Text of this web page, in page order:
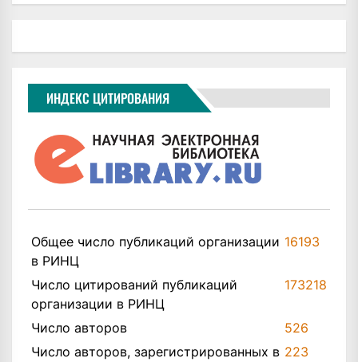
ИНДЕКС ЦИТИРОВАНИЯ
Общее число публикаций организации
в РИНЦ
16193
Число цитирований публикаций
организации в РИНЦ
173218
Число авторов
526
Число авторов, зарегистрированных в 223